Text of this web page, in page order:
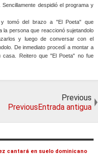
despidió el programa y
tomó del brazo a "El Poeta" que
la persona que reaccionó sujetandolo
y luego de conversar con el
De inmediato procedí a montar a
Reitero que "El Poeta" no fue
Previous
PreviousEntrada antigua
cantará en suelo dominicano